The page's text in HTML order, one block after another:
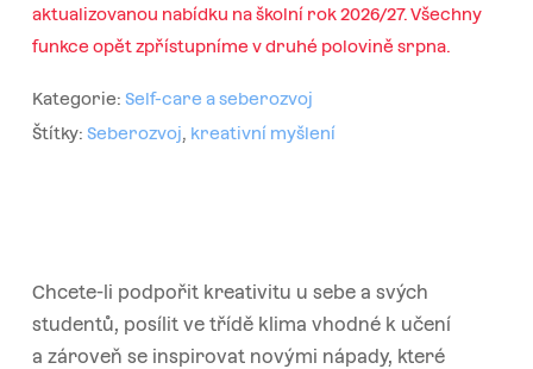
aktualizovanou nabídku na školní rok 2026/27. Všechny
funkce opět zpřístupníme v druhé polovině srpna.
Kategorie: Self-care a seberozvoj
Štítky: Seberozvoj, kreativní myšlení
Chcete-li podpořit kreativitu u sebe a svých
studentů, posílit ve třídě klima vhodné k učení
a zároveň se inspirovat novými nápady, které